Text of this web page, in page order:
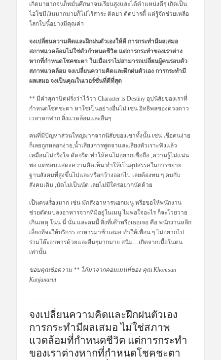
เกิดมายากจนก็หมั่นศึกษาจนเรียนสูงและได้ตำแหน่งดีๆ เกิดเป็น
ไฮโซมีเงินมากมายก็ไม่ไร้สาระ ติดยา ติดปารตี้ แต่รู้จักช่วยเหลือ
โลกใบนี้อย่างมีคุณค่า
จงเปลี่ยนความคิดและฝึกฝนตัวเองให้ดี การกระทำมีผลเสมอ
สภาพแวดล้อมไม่ใช่ตัวกำหนดชีวิต แต่การกระทำของเราต่าง
หากที่กำหนดโชคชะตา ในเมื่อเราไม่สามารถเปลี่ยนผู้คนรอบตัว
สภาพแวดล้อม จงเปลี่ยนความคิดและฝึกฝนตัวเอง การกระทำมี
ผลเสมอ จงเป็นคุณในเวอร์ชั่นที่ดีที่สุด
** มีคำสุภาษิตฝรั่งว่าไว้ว่า Character is Destiny อุปนิสัยของเราที่
กำหนดโชคชะตา หาใช่เป็นอย่างอื่นไม่ เช่น อิทธิพลของดวงดาว
เวลาตกฟาก สิ่งแวดล้อมและอืนๆ
คนที่มีปัญหาส่วนใหญ่มากจากนิสัยของเขาทั้งนั้น เช่น เชื่อคนง่าย
ก็เลยถูกหลอกง่าย,น้ำเสียงการพูดจาและเสียงหัวเราะฟังแล้ว
เหมือนไม่จริงใจ ดัดจริต ทำให้คนไม่อยากเชื่อถือ ,ความรู้ไม่แน่น
พอ แต่ชอบแสดงความคิดเห็น ทำให้เป็นอุปสรรคในการขยาย
ฐานสังคมที่สูงขึ้นไปและหรือกว้างออกไป เลยต้องทน ๆ คบกับ
สังคมเดิม ,นัดไม่เป็นนัด เลยไม่มีใครอยากนัดด้วย
เป็นคนเรื่องมาก เช่น มักสั่งอาหารนอกเมนู หรือขอให้พนักงาน
ช่วยดัดแปลงอาหารจากที่มีอยู่ในเมนู ไม่พอใจอะไร ก็จะโวยวาย
เกินเหตุ โน่น นี่ นั่น และคนนี้ สิ่งที่เค๊าหรือเธอเจอ คือ พนักงานหลีก
เลี่ยงทีจะให้บริการ อาหารมาช้าเสมอ ทำให้เพื่อน ๆ ไม่อยากไป
ร่วมโต๊ะอาหารด้วยและอื่นๆมากมาย สนิม…เกิดจากเนื้อในตน
เท่านั้น
ขอบคุณข้อความ ** ได้มาจากคอมเมนท์ของ คุณ Khomsun
Kanjanarut
จงเปลี่ยนความคิดและฝึกฝนตัวเอง
การกระทำมีผลเสมอ ไม่ใช่สภาพ
แวดล้อมที่กำหนดชีวิต แต่การกระทำ
ของเราต่างหากที่กำหนดโชคชะตา